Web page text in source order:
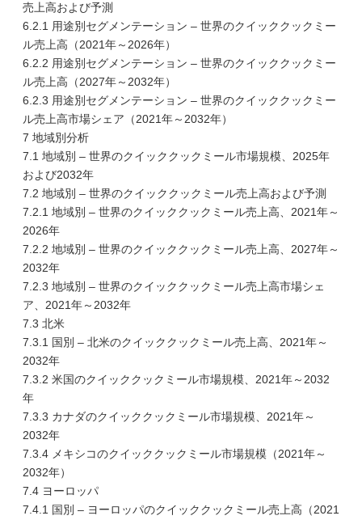
売上高および予測
6.2.1 用途別セグメンテーション – 世界のクイッククックミー
ル売上高（2021年～2026年）
6.2.2 用途別セグメンテーション – 世界のクイッククックミー
ル売上高（2027年～2032年）
6.2.3 用途別セグメンテーション – 世界のクイッククックミー
ル売上高市場シェア（2021年～2032年）
7 地域別分析
7.1 地域別 – 世界のクイッククックミール市場規模、2025年
および2032年
7.2 地域別 – 世界のクイッククックミール売上高および予測
7.2.1 地域別 – 世界のクイッククックミール売上高、2021年～
2026年
7.2.2 地域別 – 世界のクイッククックミール売上高、2027年～
2032年
7.2.3 地域別 – 世界のクイッククックミール売上高市場シェ
ア、2021年～2032年
7.3 北米
7.3.1 国別 – 北米のクイッククックミール売上高、2021年～
2032年
7.3.2 米国のクイッククックミール市場規模、2021年～2032
年
7.3.3 カナダのクイッククックミール市場規模、2021年～
2032年
7.3.4 メキシコのクイッククックミール市場規模（2021年～
2032年）
7.4 ヨーロッパ
7.4.1 国別 – ヨーロッパのクイッククックミール売上高（2021